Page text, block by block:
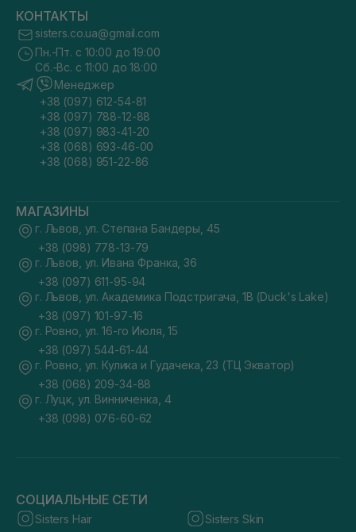
КОНТАКТЫ
sisters.co.ua@gmail.com
Пн.-Пт. с 10:00 до 19:00
Сб.-Вс. с 11:00 до 18:00
Менеджер
+38 (097) 612-54-81
+38 (097) 788-12-88
+38 (097) 983-41-20
+38 (068) 693-46-00
+38 (068) 951-22-86
МАГАЗИНЫ
г. Львов, ул. Степана Бандеры, 45
+38 (098) 778-13-79
г. Львов, ул. Ивана Франка, 36
+38 (097) 611-95-94
г. Львов, ул. Академика Подстригача, 1В (Duck's Lake)
+38 (097) 101-97-16
г. Ровно, ул. 16-го Июля, 15
+38 (097) 544-61-44
г. Ровно, ул. Кулика и Гудачека, 23 (ТЦ Экватор)
+38 (068) 209-34-88
г. Луцк, ул. Винниченка, 4
+38 (098) 076-60-62
СОЦИАЛЬНЫЕ СЕТИ
Sisters Hair Sisters Skin